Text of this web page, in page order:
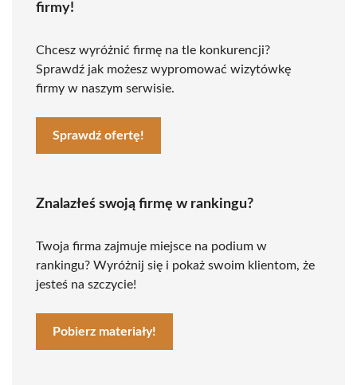
firmy!
Chcesz wyróżnić firmę na tle konkurencji?
Sprawdź jak możesz wypromować wizytówkę
firmy w naszym serwisie.
Sprawdź ofertę!
Znalazłeś swoją firmę w rankingu?
Twoja firma zajmuje miejsce na podium w
rankingu? Wyróżnij się i pokaż swoim klientom, że
jesteś na szczycie!
Pobierz materiały!